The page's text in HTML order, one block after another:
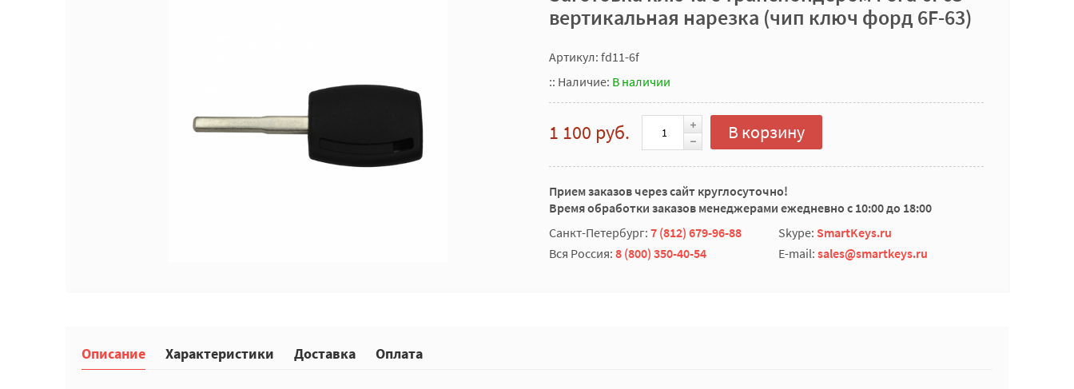
вертикальная нарезка (чип ключ форд 6F-63)
Артикул: fd11-6f
:: Наличие: В наличии
1 100 руб. В корзину
Прием заказов через сайт круглосуточно!
Время обработки заказов менеджерами ежедневно с 10:00 до 18:00
Санкт-Петербург: 7 (812) 679-96-88 Skype: SmartKeys.ru
Вся Россия: 8 (800) 350-40-54 E-mail: sales@smartkeys.ru
Описание Характеристики Доставка Оплата